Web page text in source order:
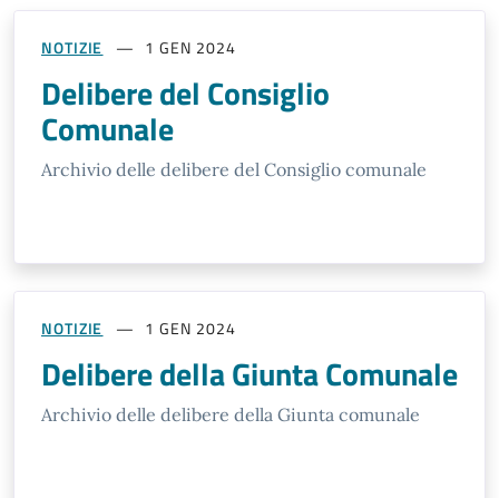
NOTIZIE 1 GEN 2024
Delibere del Consiglio
Comunale
Archivio delle delibere del Consiglio comunale
NOTIZIE 1 GEN 2024
Delibere della Giunta Comunale
Archivio delle delibere della Giunta comunale